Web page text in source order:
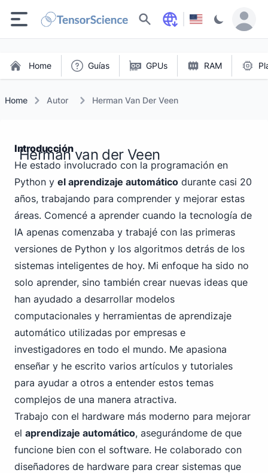
Buscar
Home Guías GPUs RAM
Home Autor Herman Van Der Veen
Introducción
Herman van der Veen
He estado involucrado con la programación en
Python y el aprendizaje automático durante casi 20
años, trabajando para comprender y mejorar estas
áreas. Comencé a aprender cuando la tecnología de
IA apenas comenzaba y trabajé con las primeras
versiones de Python y los algoritmos detrás de los
sistemas inteligentes de hoy. Mi enfoque ha sido no
solo aprender, sino también crear nuevas ideas que
han ayudado a desarrollar modelos
computacionales y herramientas de aprendizaje
automático utilizadas por empresas e
investigadores en todo el mundo. Me apasiona
enseñar y he escrito varios artículos y tutoriales
para ayudar a otros a entender estos temas
complejos de una manera atractiva.
Trabajo con el hardware más moderno para mejorar
el aprendizaje automático, asegurándome de que
funcione bien con el software. He colaborado con
diseñadores de hardware para crear sistemas que